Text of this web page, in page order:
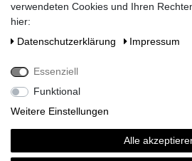
verwendeten Cookies und Ihren
hier:
Daten­schutz­erklärung
Impressum
Essenziell
Funktional
Weitere Einstellungen
Alle